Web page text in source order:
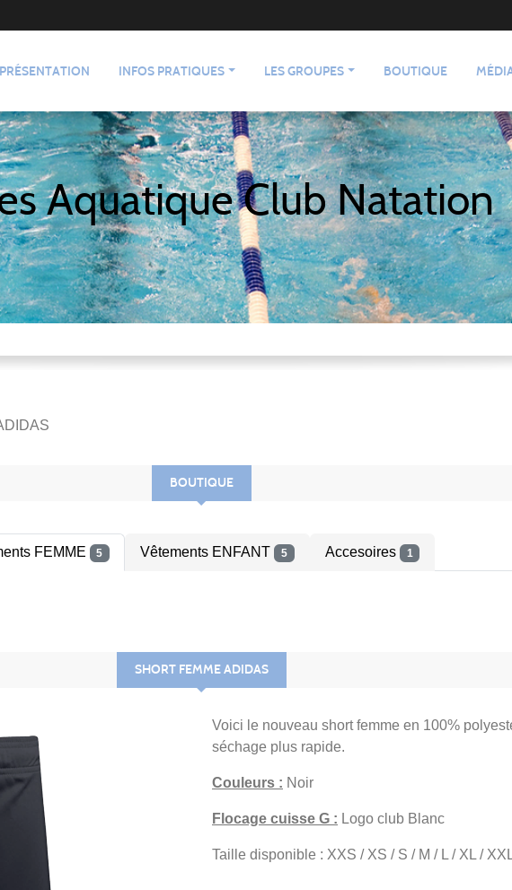
PRÉSENTATION INFOS PRATIQUES LES GROUPES BOUTIQUE
Aquatique Club Natation
BOUTIQUE
FEMME 5 Vêtements ENFANT 5 Accesoires 1
SHORT FEMME ADIDAS
Voici le nouveau short femme en 100%
séchage plus rapide.
Couleurs : Noir
Flocage cuisse G : Logo club Blanc
Taille disponible : XXS / XS / S / M / L / XL /